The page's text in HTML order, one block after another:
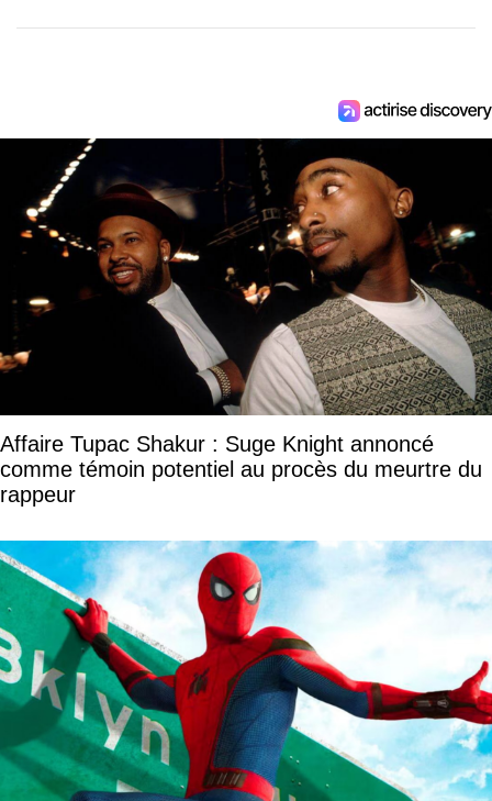
Affaire Tupac Shakur : Suge Knight annoncé
comme témoin potentiel au procès du meurtre du
rappeur